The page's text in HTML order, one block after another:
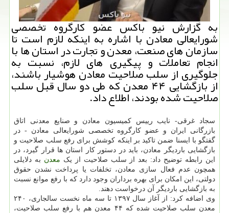
به گزارش نیو باكس عضو كارگروه تخصصی
شورایعالی معادن با اشاره به اینكه لازم است تا
سازمان های صنعت، معدن و تجارت در استان ها با
انجام تعاملات و پیگیری های لازم، نسبت به
جلوگیری از سلب صلاحیت معادن هوشیار باشند،
از بازگشایی ۴۴ معدن كه طی دو سال قبل سلب
صلاحیت شده بودند، اطلاع داد.
سجاد غرقی- نایب رییس کمیسیون معادن و صنایع معدنی اتاق
بازرگانی ایران و عضو کارگروه تخصصی شورایعالی معادن - در
گفتگو با ایسنا ضمن تاکید بر اینکه کوشش برای رفع سلب صلاحیت و
بازگشایی باردیگر معادن، باید در دستور کار استان ها قرار گیرد، در
این رابطه توضیح داد: بعد از سلب صلاحیت از یک معدن به دلایلی
همچون عدم فعال سازی معادن، تخلفات یا پرداخت نشدن حقوق
دولتی، این امکان برای بهره برداران وجود دارد که با رفع موانع نسبت
به بازگشایی باردیگر آن درخواست دهند.
وی اضافه کرد: از آغاز سال ۱۳۹۷ تا سه ماه نخست سالجاری، ۲۴۰
معدن سلب صلاحیت شده که ۴۴ معدن هم با رفع سلب صلاحیت،